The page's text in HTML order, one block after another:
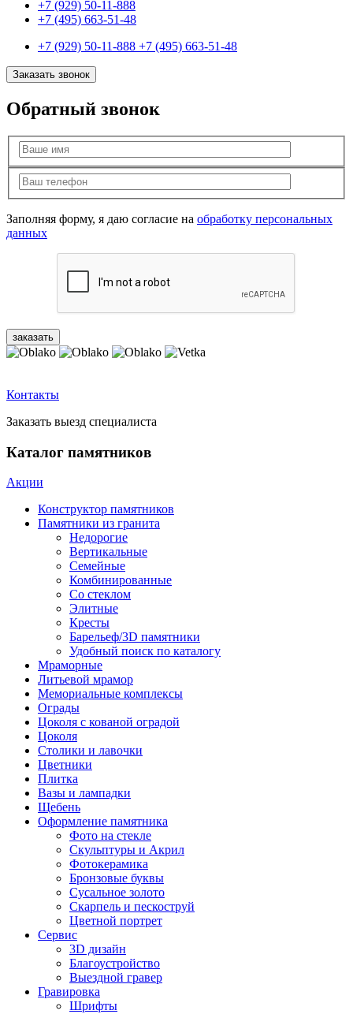
+7 (929) 50-11-888
+7 (495) 663-51-48
+7 (929) 50-11-888 +7 (495) 663-51-48
Заказать звонок
Обратный звонок
Заполняя форму, я даю согласие на обработку персональных
данных
Контакты
Заказать выезд специалиста
Каталог памятников
Акции
Конструктор памятников
Памятники из гранита
Недорогие
Вертикальные
Семейные
Комбинированные
Со стеклом
Элитные
Кресты
Барельеф/3D памятники
Удобный поиск по каталогу
Мраморные
Литьевой мрамор
Мемориальные комплексы
Ограды
Цоколя с кованой оградой
Цоколя
Столики и лавочки
Цветники
Плитка
Вазы и лампадки
Щебень
Оформление памятника
Фото на стекле
Скульптуры и Акрил
Фотокерамика
Бронзовые буквы
Сусальное золото
Скарпель и пескоструй
Цветной портрет
Сервис
3D дизайн
Благоустройство
Выездной гравер
Гравировка
Шрифты